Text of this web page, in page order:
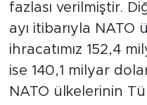
fazlası verilmiştir.
ayı itibarıyla NATO
ihracatımız 152,4
ise 140,1 milyar
NATO ülkelerinin